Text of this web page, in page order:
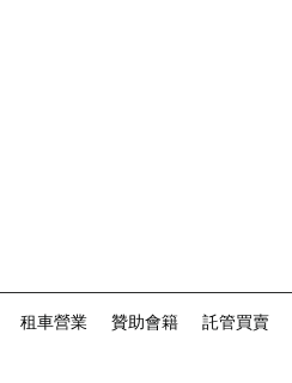
租車營業 贊助會籍 託管買賣